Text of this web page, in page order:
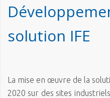
solution IFE
La mise en œuvre de la
2020 sur des sites